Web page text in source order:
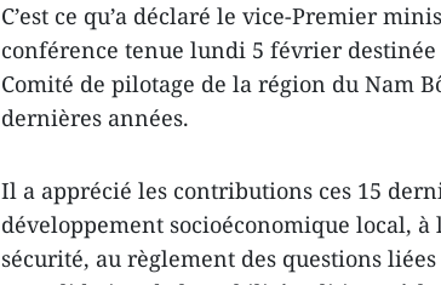
C’est ce qu’a déclaré le vice-Premier
conférence tenue lundi 5 février
Comité de pilotage de la région du Nam
dernières années.
Il a apprécié les contributions ces 15
développement socioéconomique local,
sécurité, au règlement des questions